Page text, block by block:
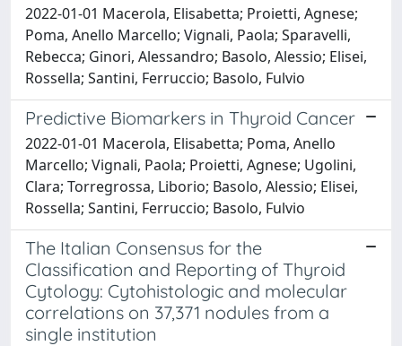
2022-01-01 Macerola, Elisabetta; Proietti, Agnese;
Poma, Anello Marcello; Vignali, Paola; Sparavelli,
Rebecca; Ginori, Alessandro; Basolo, Alessio; Elisei,
Rossella; Santini, Ferruccio; Basolo, Fulvio
Predictive Biomarkers in Thyroid Cancer
2022-01-01 Macerola, Elisabetta; Poma, Anello
Marcello; Vignali, Paola; Proietti, Agnese; Ugolini,
Clara; Torregrossa, Liborio; Basolo, Alessio; Elisei,
Rossella; Santini, Ferruccio; Basolo, Fulvio
The Italian Consensus for the
Classification and Reporting of Thyroid
Cytology: Cytohistologic and molecular
correlations on 37,371 nodules from a
single institution